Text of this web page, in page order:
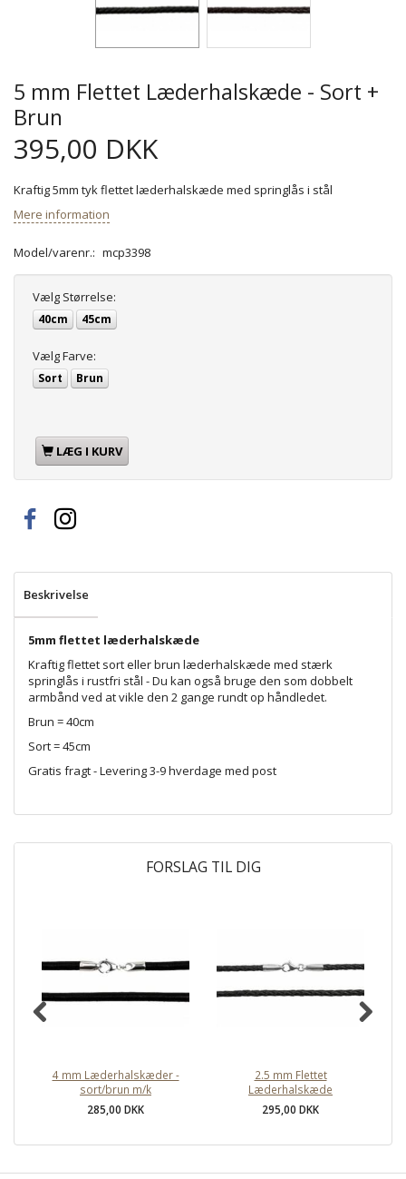
5 mm Flettet Læderhalskæde - Sort +
Brun
395,00 DKK
Kraftig 5mm tyk flettet læderhalskæde med springlås i stål
Mere information
Model/varenr.: mcp3398
Vælg Størrelse:
40cm 45cm
VælgFarve:
Sort Brun
LÆG I KURV
Beskrivelse
5mm flettet læderhalskæde
Kraftig flettet sort eller brun læderhalskæde med stærk
springlås i rustfri stål - Du kan også bruge den som dobbelt
armbånd ved at vikle den 2 gange rundt op håndledet.
Brun = 40cm
Sort = 45cm
Gratis fragt - Levering 3-9 hverdage med post
FORSLAG TIL DIG
4 mm Læderhalskæder -
sort/brun m/k
285,00 DKK
2.5 mm Flettet
Læderhalskæde
295,00 DKK